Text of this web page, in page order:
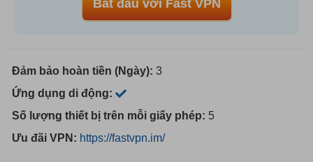
Bắt đầu với Fast VPN
Đảm bảo hoàn tiền (Ngày): 3
Ứng dụng di động:
Số lượng thiết bị trên mỗi giấy phép: 5
Ưu đãi VPN: https://fastvpn.im/